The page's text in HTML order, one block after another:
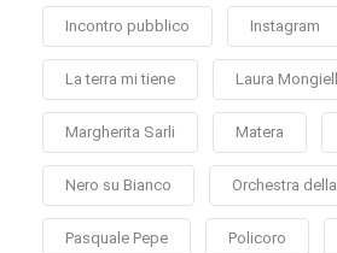
Incontro pubblico Instagram
La terra mi tiene Laura
Margherita Sarli Matera
Nero su Bianco Orchestra
Pasquale Pepe Policoro